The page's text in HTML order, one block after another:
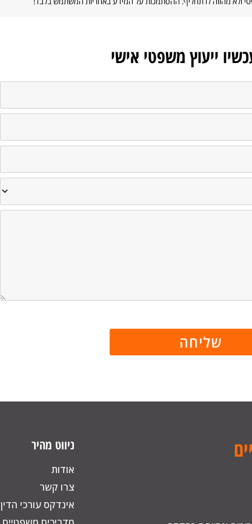
ייעוץ משפטי אישי
ניווט מהיר
אודות
צרו קשר
אינדקס עורכי הדין